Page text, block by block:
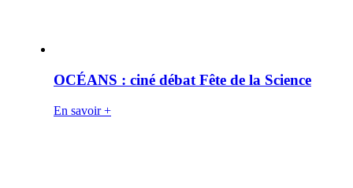
OCÉANS : ciné débat Fête de la Science
En savoir +